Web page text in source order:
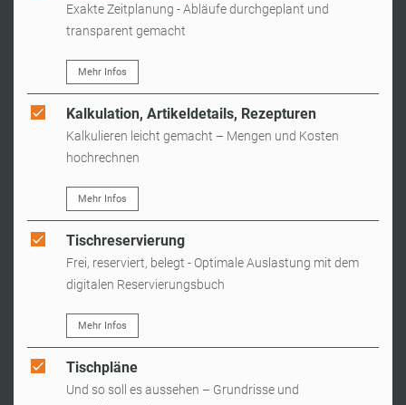
Exakte Zeitplanung - Abläufe durchgeplant und
transparent gemacht
Mehr Infos
Kalkulation, Artikeldetails, Rezepturen
Kalkulieren leicht gemacht – Mengen und Kosten
hochrechnen
Mehr Infos
Tischreservierung
Frei, reserviert, belegt - Optimale Auslastung mit dem
digitalen Reservierungsbuch
Mehr Infos
Tischpläne
Und so soll es aussehen – Grundrisse und